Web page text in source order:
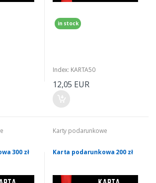
in stock
Index: KARTA50
12,05 EUR
300 zł
Karty podarunkowe
Karta podarunkowa 200 zł